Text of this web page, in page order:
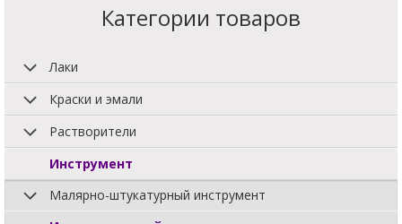
Категории товаров
Лаки
Краски и эмали
Растворители
Инструмент
Малярно-штукатурный инструмент